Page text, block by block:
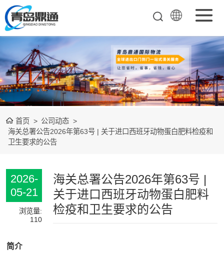
首页 > 公司动态 >
海关总署公告2026年第63号 | 关于进口西班牙动物蛋白肥料检疫和
卫生要求的公告
2026-
05-21
浏览量:
110
海关总署公告2026年第63号 |
关于进口西班牙动物蛋白肥料
检疫和卫生要求的公告
简介
矿产品进口报关
清关
农副产品进口报
关清关
水产冻品进口报
关
化妆品进口报关
食品进口报关
其他杂项进口报
关清关